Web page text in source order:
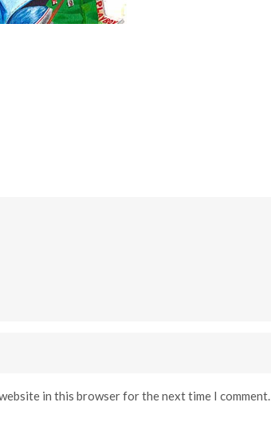
website in this browser for the next time I comment.